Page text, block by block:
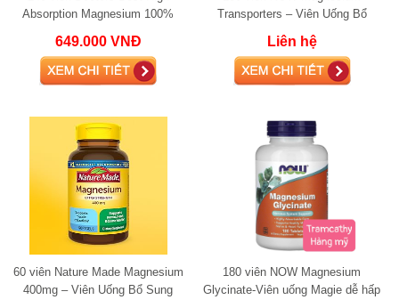
Absorption Magnesium 100%
Magnesium Glycinate
649.000 VNĐ
Transporters – Viên Uống Bổ
Cơ Bắp & Xương Khớp
Liên hệ
60 viên Nature Made Magnesium
400mg – Viên Uống Bổ Sung
180 viên NOW Magnesium
Glycinate-Viên uống Magie dễ hấp